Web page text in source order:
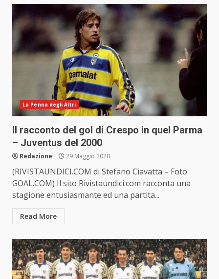
La Penna degli Altri
Il racconto del gol di Crespo in quel Parma
– Juventus del 2000
Redazione 29 Maggio 2020
(RIVISTAUNDICI.COM di Stefano Ciavatta – Foto
GOAL.COM) Il sito Rivistaundici.com racconta una
stagione entusiasmante ed una partita...
Read More